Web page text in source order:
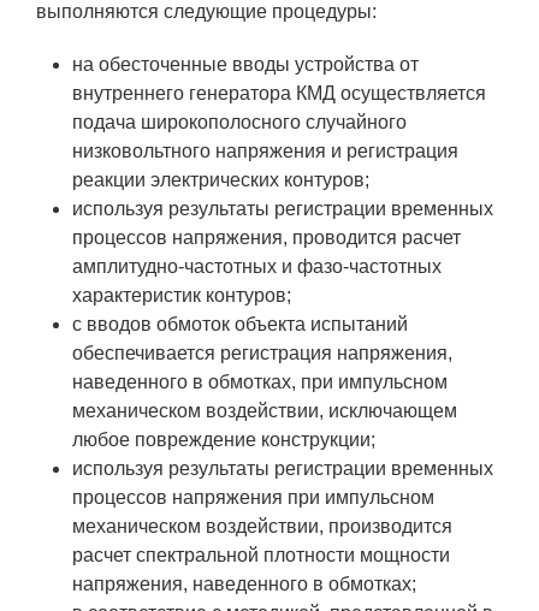
Лазерные технологии
Каталог гражданской продукции
Технологии водородной энергетики
Цифровые продукты
Электротехника
Системы безопасности
Услуги
Прочая продукция
Испытательный центр ВЭИ
СОЦИАЛЬНАЯ ОТВЕТСТВЕННОСТЬ
Охрана окружающей среды
Программы по оздоровлению
выполняются следующие процедуры:
на обесточенные вводы устройства от
внутреннего генератора КМД осуществляется
подача широкополосного случайного
низковольтного напряжения и регистрация
реакции электрических контуров;
используя результаты регистрации временных
процессов напряжения, проводится расчет
амплитудно-частотных и фазо-частотных
характеристик контуров;
с вводов обмоток объекта испытаний
обеспечивается регистрация напряжения,
наведенного в обмотках, при импульсном
механическом воздействии, исключающем
любое повреждение конструкции;
используя результаты регистрации временных
процессов напряжения при импульсном
механическом воздействии, производится
расчет спектральной плотности мощности
напряжения, наведенного в обмотках;